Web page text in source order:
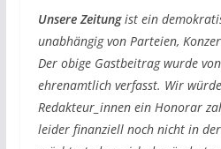
Unsere Zeitungist ein
unabhängig von Parteien,
Der obige Gastbeitrag wurde
ehrenamtlich verfasst. Wir
Redakteur_innen ein Honorar
leider finanziell noch nicht in